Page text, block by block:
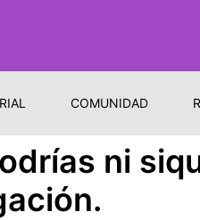
COMUNIDAD
ni